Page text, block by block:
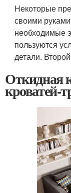
Некоторые
своими
необходимые
пользуются
детали.
Откидная
кроватей-